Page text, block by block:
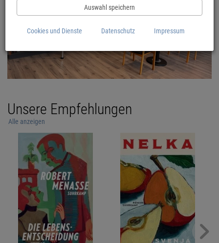
Auswahl speichern
Cookies und Dienste Datenschutz Impressum
Unsere Empfehlungen
Alle anzeigen